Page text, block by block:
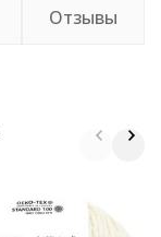
Отзывы